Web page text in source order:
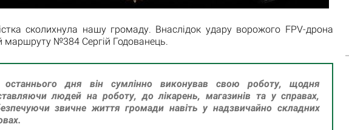
сколихнула нашу громаду. Внаслідок удару ворожого FPV-дрона
маршруту №384 Сергій Годованець.
дня він сумлінно виконував свою роботу, щодня
людей на роботу, до лікарень, магазинів та у справах,
звичне життя громади навіть у надзвичайно складних